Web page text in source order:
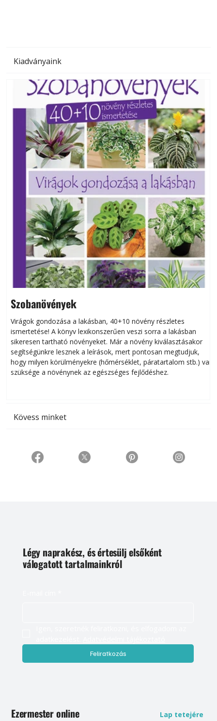
Kiadványaink
Szobanövények
Virágok gondozása a lakásban, 40+10 növény részletes
ismertetése! A könyv lexikonszerűen veszi sorra a lakásban
sikeresen tart­ha­tó növényeket. Már a növény kiválasztásakor
segítségünkre lesznek a leírások, mert pontosan megtudjuk,
hogy milyen körülményekre (hőmérséklet, páratartalom stb.) van
szüksége a növénynek az egészséges fejlődéshez.
Kövess minket
Légy naprakész, és értesülj elsőként
válogatott tartalmainkról
Feliratkozás
Ezermester online Lap tetejére